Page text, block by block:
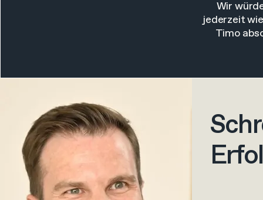
Wir
jederzeit
Timo